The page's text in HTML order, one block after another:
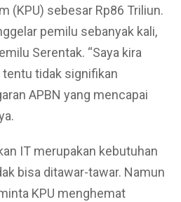
(KPU) sebesar Rp86 Triliun.
pemilu sebanyak kali,
Serentak. “Saya kira
tentu tidak signifikan
APBN yang mencapai
IT merupakan kebutuhan
bisa ditawar-tawar. Namun
KPU menghemat